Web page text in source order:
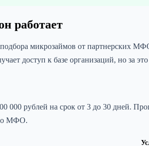
работает
микрозаймов от партнерских
доступ к базе организаций, но за
000 рублей на срок от 3 до 30 дней.
МФО.